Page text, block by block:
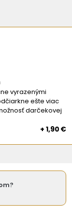
vyrazenými
ešte viac
darčekovej
+ 1,90 €